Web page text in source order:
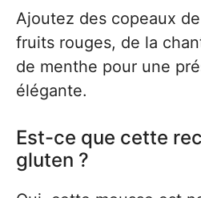
Ajoutez des copeaux
fruits rouges, de la
de menthe pour une
élégante.
Est-ce que cette
gluten ?